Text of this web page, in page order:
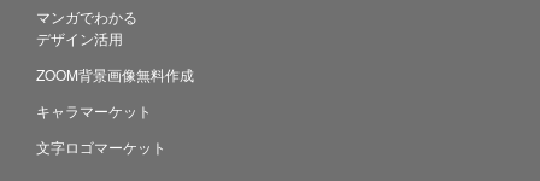
マンガでわかる
デザイン活用
ZOOM背景画像無料作成
キャラマーケット
文字ロゴマーケット